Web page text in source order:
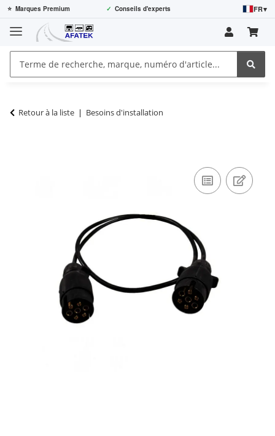
⭐ Marques Premium ✓ Conseils d'experts FR▾
Retour à la liste Besoins d'installation